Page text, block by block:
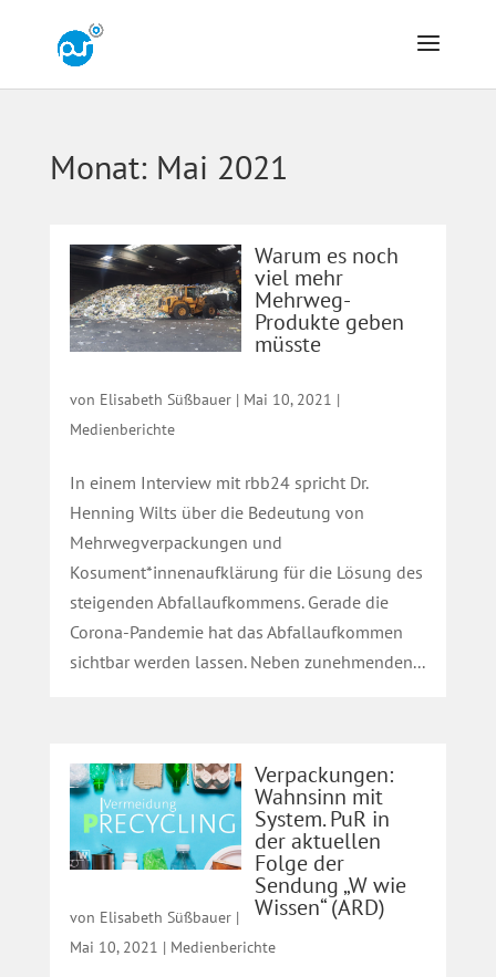
Monat: Mai 2021
Warum es noch
viel mehr
Mehrweg-
Produkte geben
müsste
von Elisabeth Süßbauer| Mai 10, 2021 |
Medienberichte
In einem Interview mit rbb24 spricht Dr.
Henning Wilts über die Bedeutung von
Mehrwegverpackungen und
Kosument*innenaufklärung für die Lösung des
steigenden Abfallaufkommens. Gerade die
Corona-Pandemie hat das Abfallaufkommen
sichtbar werden lassen. Neben zunehmenden...
Verpackungen:
Wahnsinn mit
System. PuR in
der aktuellen
Folge der
Sendung „W wie
Wissen“ (ARD)
von Elisabeth Süßbauer|
Mai 10, 2021 | Medienberichte